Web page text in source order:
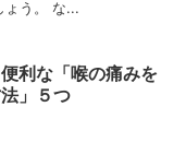
ょう。 な...
利な「喉の痛みを
」５つ